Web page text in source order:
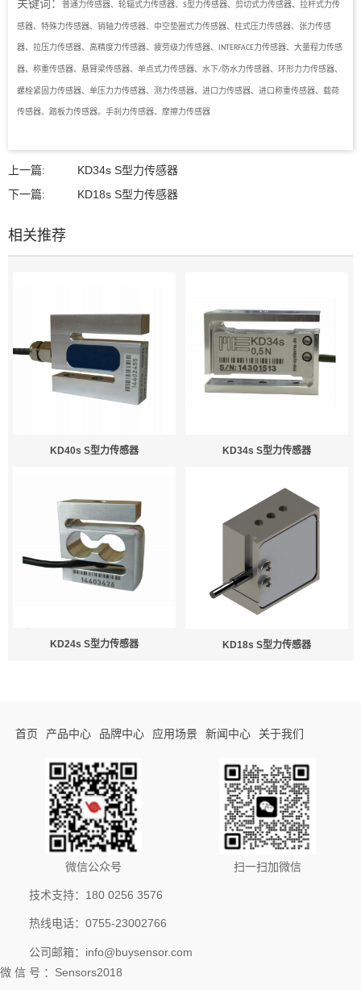
关键词： 普通力传感器、轮辐式力传感器、 S型力传感器、剪切式力传感器、拉杆式力传
感器、特殊力传感器、销轴力传感器、中空垫圈式力传感器、柱式压力传感器、张力传感
器、拉压力传感器、高精度力传感器、疲劳级力传感器、 INTERFACE力传感器、大量程力传感
器、称重传感器、悬臂梁传感器、单点式力传感器、水下/防水力传感器、环形力力传感器、
螺栓紧固力传感器、单压力力传感器、测力传感器、进口力传感器、进口称重传感器、载荷
传感器、踏板力传感器。手刹力传感器、摩擦力传感器
上一篇:
KD34s S型力传感器
下一篇:
KD18s S型力传感器
相关推荐
KD40s S型力传感器 KD34s S型力传感器
KD24s S型力传感器 KD18s S型力传感器
首页 产品中心 品牌中心 应用场景 新闻中心 关于我们
微信公众号 扫一扫加微信
技术支持：180 0256 3576
热线电话：0755-23002766
公司邮箱：info@buysensor.com
微 信 号 ：Sensors2018